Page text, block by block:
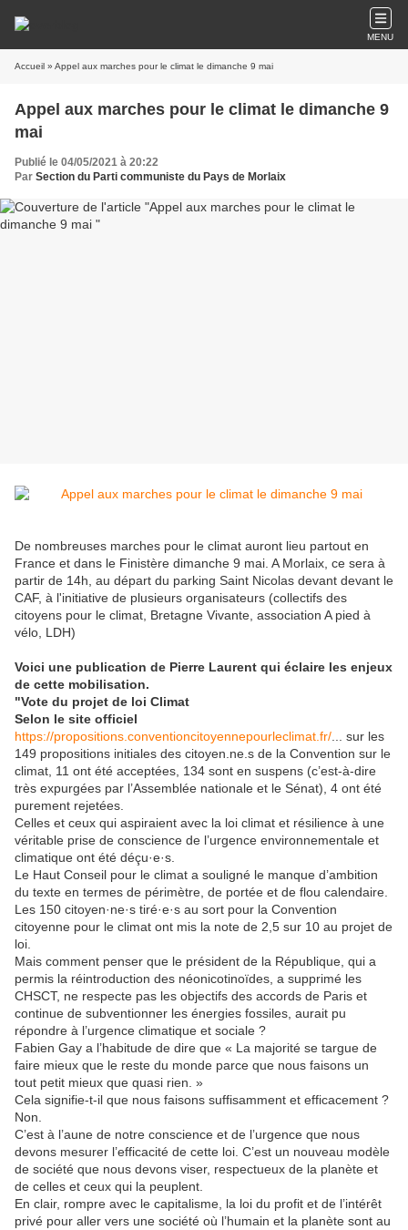
MENU
Accueil » Appel aux marches pour le climat le dimanche 9 mai
Appel aux marches pour le climat le dimanche 9
mai
Publié le 04/05/2021 à 20:22
Par Section du Parti communiste du Pays de Morlaix
De nombreuses marches pour le climat auront lieu partout en
France et dans le Finistère dimanche 9 mai. A Morlaix, ce sera à
partir de 14h, au départ du parking Saint Nicolas devant devant le
CAF, à l'initiative de plusieurs organisateurs (collectifs des
citoyens pour le climat, Bretagne Vivante, association A pied à
vélo, LDH)
Voici une publication de Pierre Laurent qui éclaire les enjeux
de cette mobilisation.
"Vote du projet de loi Climat
Selon le site officiel
https://propositions.conventioncitoyennepourleclimat.fr/ ... sur les
149 propositions initiales des citoyen.ne.s de la Convention sur le
climat, 11 ont été acceptées, 134 sont en suspens (c’est-à-dire
très expurgées par l’Assemblée nationale et le Sénat), 4 ont été
purement rejetées.
Celles et ceux qui aspiraient avec la loi climat et résilience à une
véritable prise de conscience de l’urgence environnementale et
climatique ont été déçu·e·s.
Le Haut Conseil pour le climat a souligné le manque d’ambition
du texte en termes de périmètre, de portée et de flou calendaire.
Les 150 citoyen·ne·s tiré·e·s au sort pour la Convention
citoyenne pour le climat ont mis la note de 2,5 sur 10 au projet de
loi.
Mais comment penser que le président de la République, qui a
permis la réintroduction des néonicotinoïdes, a supprimé les
CHSCT, ne respecte pas les objectifs des accords de Paris et
continue de subventionner les énergies fossiles, aurait pu
répondre à l’urgence climatique et sociale ?
Fabien Gay a l’habitude de dire que « La majorité se targue de
faire mieux que le reste du monde parce que nous faisons un
tout petit mieux que quasi rien. »
Cela signifie-t-il que nous faisons suffisamment et efficacement ?
Non.
C’est à l’aune de notre conscience et de l’urgence que nous
devons mesurer l’efficacité de cette loi. C’est un nouveau modèle
de société que nous devons viser, respectueux de la planète et
de celles et ceux qui la peuplent.
En clair, rompre avec le capitalisme, la loi du profit et de l’intérêt
privé pour aller vers une société où l’humain et la planète sont au